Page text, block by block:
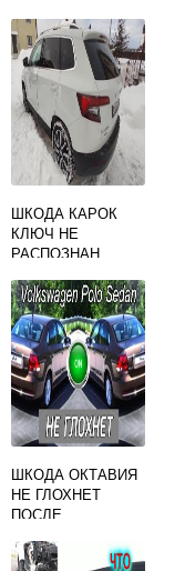
ШКОДА КАРОК
КЛЮЧ НЕ
РАСПОЗНАН
ШКОДА ОКТАВИЯ
НЕ ГЛОХНЕТ
ПОСЛЕ
ЗАЖИГАНИЯ